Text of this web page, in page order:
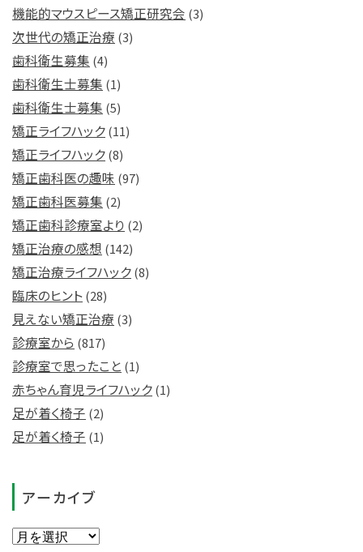
機能的マウスピース矯正研究会 (3)
次世代の矯正治療 (3)
歯科衛生募集 (4)
歯科衛生士募集 (1)
歯科衛生士募集 (5)
矯正ライフハック(11)
矯正ライフハック(8)
矯正歯科医の趣味 (97)
矯正歯科医募集 (2)
矯正歯科診療室より (2)
矯正治療の感想 (142)
矯正治療ライフハック(8)
臨床のヒント(28)
見えない矯正治療 (3)
診療室から (817)
診療室で思ったこと (1)
赤ちゃん育児ライフハック(1)
足が着く椅子 (2)
足が着く椅子 (1)
アーカイブ